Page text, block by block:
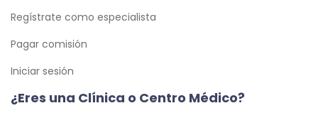
Regístrate como especialista
Pagar comisión
Iniciar sesión
¿Eres una Clínica o Centro Médico?